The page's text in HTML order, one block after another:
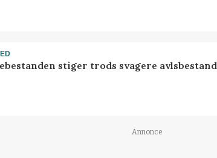
stiger trods svagere avlsbestand
Annonce